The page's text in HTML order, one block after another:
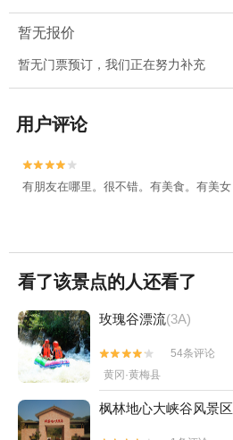
暂无报价
暂无门票预订，我们正在努力补充
用户评论


有朋友在哪里。很不错。有美食。有美女
看了该景点的人还看了
玫瑰谷漂流(3A)


54条评论
黄冈·黄梅县
枫林地心大峡谷风景区